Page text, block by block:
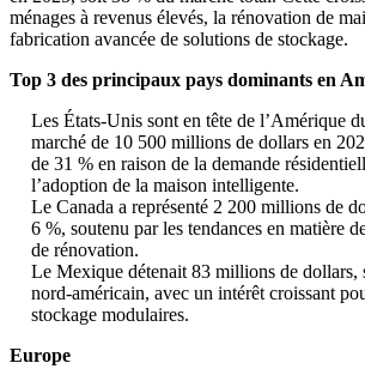
ménages à revenus élevés, la rénovation de
fabrication avancée de solutions de stockage.
Top 3 des principaux pays dominants en
Les États-Unis sont en tête de l’Amérique
marché de 10 500 millions de dollars en
de 31 % en raison de la demande
l’adoption de la maison intelligente.
Le Canada a représenté 2 200 millions de
6 %, soutenu par les tendances en matière
de rénovation.
Le Mexique détenait 83 millions de dollars,
nord-américain, avec un intérêt croissant
stockage modulaires.
Europe